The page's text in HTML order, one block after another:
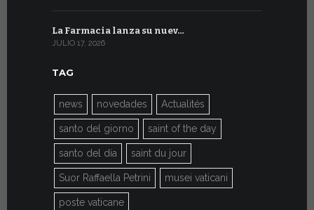
La Farmacia lanza su nuev…
JULIO 17, 2026
TAG
news novedades Actualités
santo del giorno saint of the day
santo del día saint du jour
Suor Raffaella Petrini musei vaticani
poste vaticane